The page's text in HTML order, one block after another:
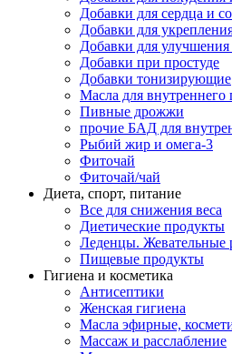
Добавки для сердца и
Добавки для
Добавки для улучшения
Добавки при простуде
Добавки тонизирующие
Масла для внутреннего
Пивные дрожжи
прочие БАД для
Рыбий жир и омега-3
Фиточай
Фиточай/чай
Диета, спорт, питание
Все для снижения веса
Диетические продукты
Леденцы. Жевательные
Пищевые продукты
Гигиена и косметика
Антисептики
Женская гигиена
Масла эфирные,
Массаж и расслабление